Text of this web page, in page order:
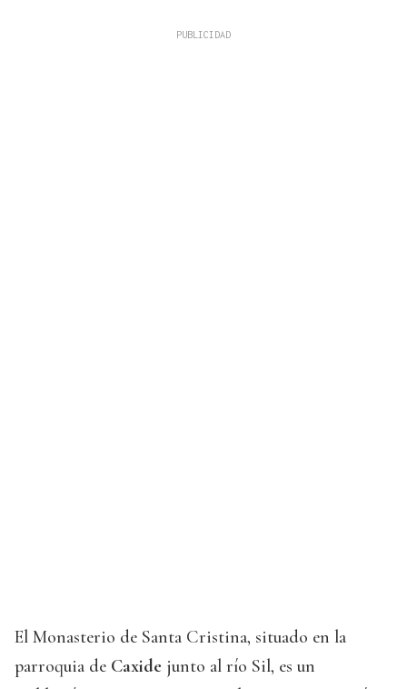
El Monasterio de Santa Cristina, situado en la
parroquia de Caxide junto al río Sil, es un